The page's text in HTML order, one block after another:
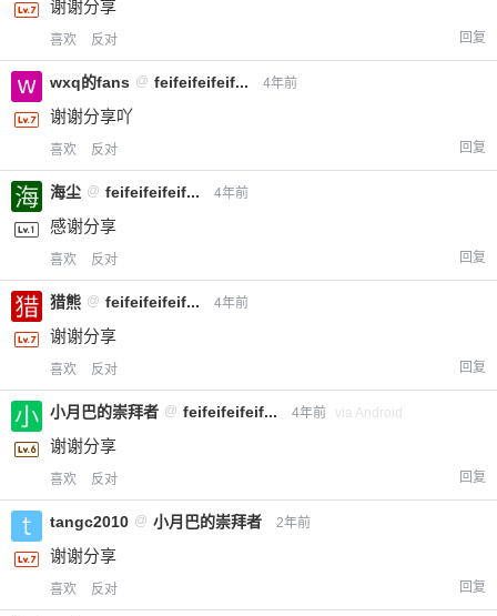
谢谢分享
喜欢 反对 回复
wxq的fans @ feifeifeifeif... 4年前
谢谢分享吖
喜欢 反对 回复
海尘 @ feifeifeifeif... 4年前
感谢分享
喜欢 反对 回复
猎熊 @ feifeifeifeif... 4年前
谢谢分享
喜欢 反对 回复
小月巴的崇拜者 @ feifeifeifeif... 4年前 via Android
谢谢分享
喜欢 反对 回复
tangc2010 @ 小月巴的崇拜者 2年前
谢谢分享
喜欢 反对 回复